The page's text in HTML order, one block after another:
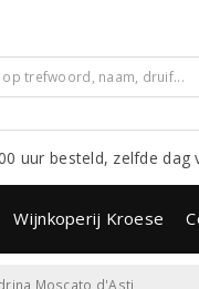
uur besteld, zelfde dag
Wijnkoperij Kroese
Moscato d'Asti